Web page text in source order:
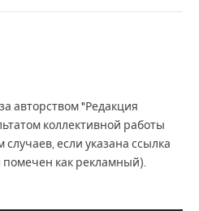
авторством "Редакция
коллективной работы
если указана ссылка
как рекламный).